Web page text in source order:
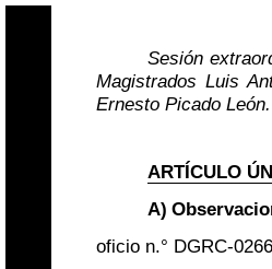
Sesión
Magistrados Luis
Ernesto Picado León.
ARTÍCULO
A)
oficio n.° DGRC-